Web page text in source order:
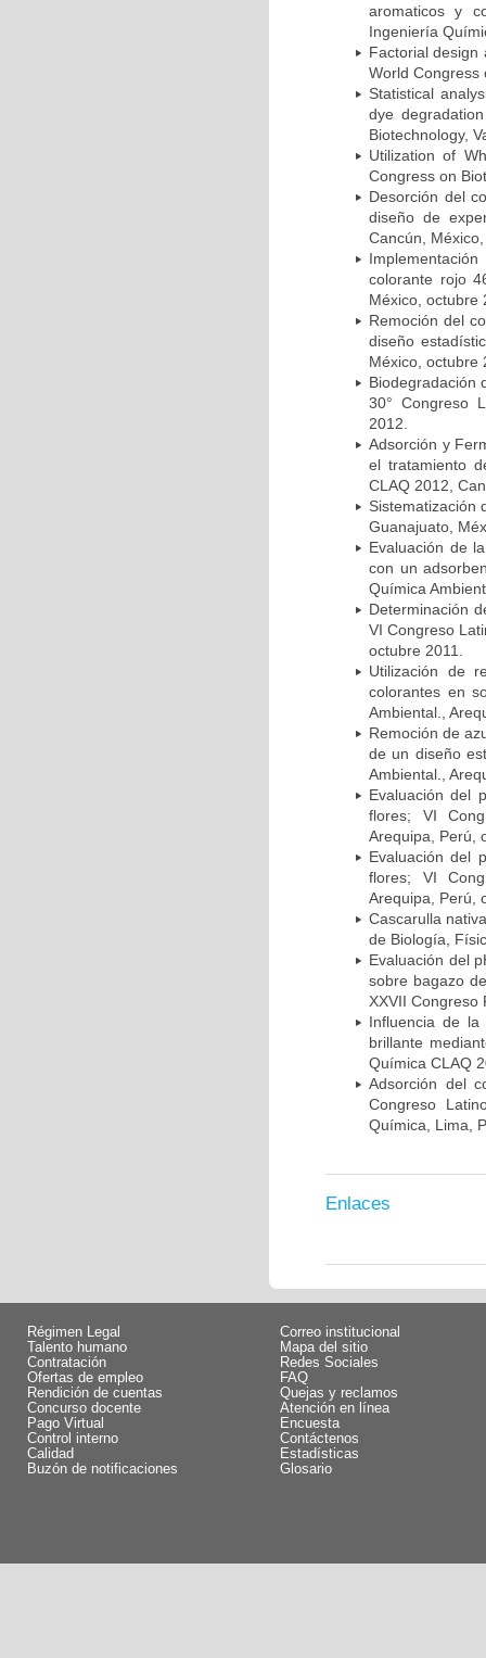
aromaticos y
Ingeniería
Factorial design
World Congress
Statistical
dye
Biotechnology,
Utilization of
Congress on
Desorción del
diseño de
Cancún,
colorante rojo
México, octubre
Remoción del
diseño
México, octubre
Biodegradación
30° Congreso
2012.
Adsorción y
el tratamiento
CLAQ 2012,
Sistematización
Guanajuato,
Evaluación de
con un
Química
Determinación
VI Congreso
octubre 2011.
Utilización de
colorantes en
Ambiental.,
Remoción de
de un diseño
Ambiental.,
Evaluación del
flores; VI
Arequipa, Perú,
Evaluación del
flores; VI
Arequipa, Perú,
Cascarulla
de Biología,
Evaluación del
sobre bagazo
XXVII Congreso
Influencia de
brillante
Química CLAQ
Adsorción del
Congreso
Química, Lima,
Enlaces
Régimen Legal
Talento humano
Contratación
Ofertas de empleo
Rendición de cuentas
Concurso docente
Pago Virtual
Control interno
Calidad
Buzón de notificaciones
Correo institucional
Mapa del sitio
Redes Sociales
FAQ
Quejas y reclamos
Atención en línea
Encuesta
Contáctenos
Estadísticas
Glosario